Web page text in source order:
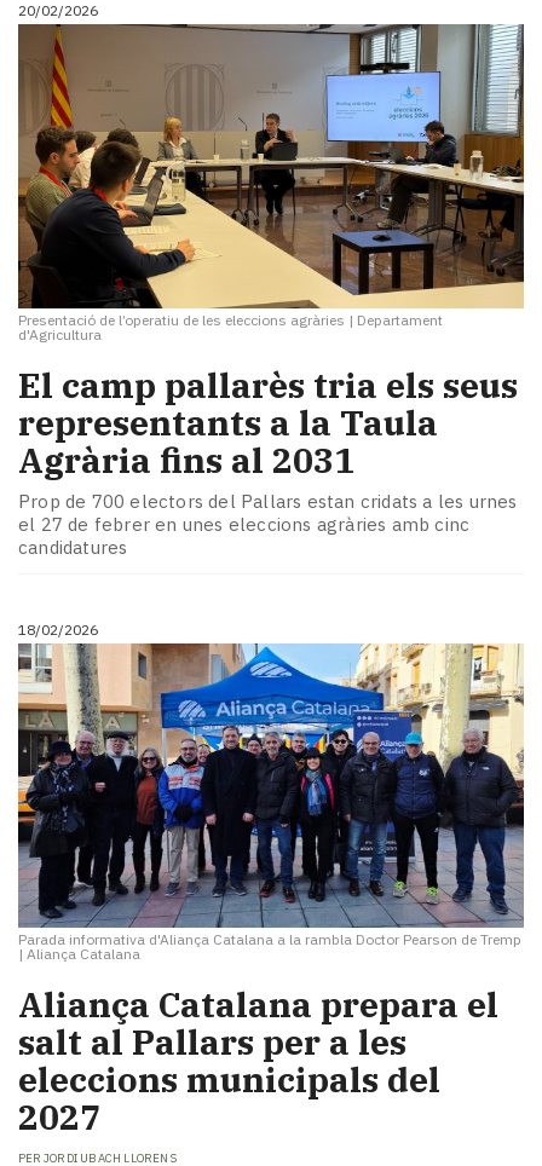
20/02/2026
Presentació de l’operatiu de les eleccions agràries | Departament
d'Agricultura
El camp pallarès tria els seus
representants a la Taula
Agrària fins al 2031
Prop de 700 electors del Pallars estan cridats a les urnes
el 27 de febrer en unes eleccions agràries amb cinc
candidatures
18/02/2026
Parada informativa d'Aliança Catalana a la rambla Doctor Pearson de Tremp
| Aliança Catalana
Aliança Catalana prepara el
salt al Pallars per a les
eleccions municipals del
2027
PER JORDI UBACH LLORENS